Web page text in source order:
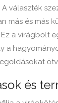
választék
más és más
a virágbolt
a
és